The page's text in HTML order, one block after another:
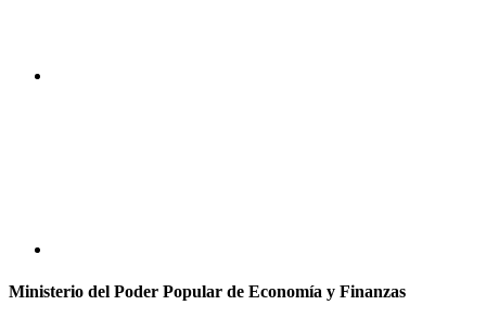
Ministerio del Poder Popular de Economía y Finanzas